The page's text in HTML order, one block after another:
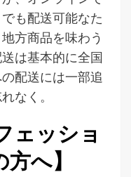
も配送可能なた
方商品を味わう
は基本的に全国
配送には一部追
なく。
ェッショ
へ】